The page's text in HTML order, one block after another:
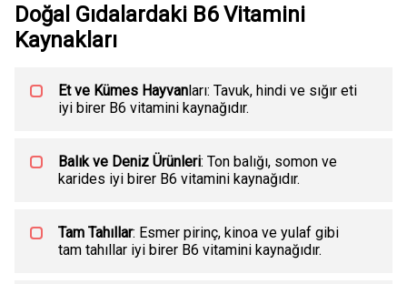
Doğal Gıdalardaki B6 Vitamini
Kaynakları
Et ve Kümes Hayvan ları: Tavuk, hindi ve sığır eti
iyi birer B6 vitamini kaynağıdır.
Balık ve Deniz Ürünleri: Ton balığı, somon ve
karides iyi birer B6 vitamini kaynağıdır.
Tam Tahıllar: Esmer pirinç, kinoa ve yulaf gibi
tam tahıllar iyi birer B6 vitamini kaynağıdır.